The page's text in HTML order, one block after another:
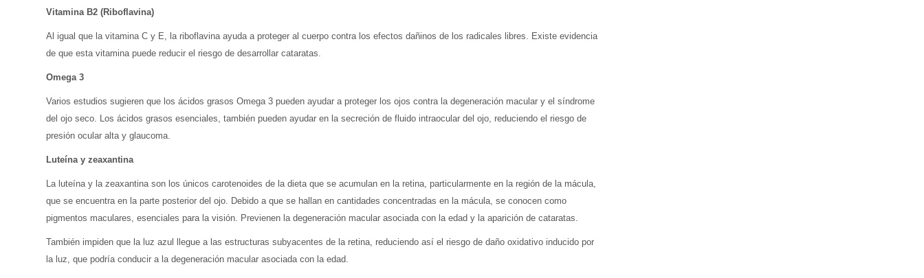
Vitamina B2 (Riboflavina)
Al igual que la vitamina C y E, la riboflavina ayuda a proteger al cuerpo contra los efectos dañinos de los radicales libres. Existe evidencia
de que esta vitamina puede reducir el riesgo de desarrollar cataratas.
Omega 3
Varios estudios sugieren que los ácidos grasos Omega 3 pueden ayudar a proteger los ojos contra la degeneración macular y el síndrome
del ojo seco. Los ácidos grasos esenciales, también pueden ayudar en la secreción de fluido intraocular del ojo, reduciendo el riesgo de
presión ocular alta y glaucoma.
Luteína y zeaxantina
La luteína y la zeaxantina son los únicos carotenoides de la dieta que se acumulan en la retina, particularmente en la región de la mácula,
que se encuentra en la parte posterior del ojo. Debido a que se hallan en cantidades concentradas en la mácula, se conocen como
pigmentos maculares, esenciales para la visión. Previenen la degeneración macular asociada con la edad y la aparición de cataratas.
También impiden que la luz azul llegue a las estructuras subyacentes de la retina, reduciendo así el riesgo de daño oxidativo inducido por
la luz, que podría conducir a la degeneración macular asociada con la edad.